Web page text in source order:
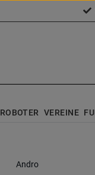
ROBOTER VEREINE
Andro